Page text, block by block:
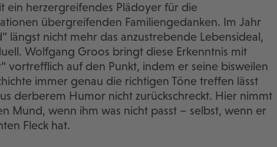
ein herzergreifendes Plädoyer für die
übergreifenden Familiengedanken. Im Jahr
längst nicht mehr das anzustrebende Lebensideal,
Wolfgang Groos bringt diese Erkenntnis mit
vortrefflich auf den Punkt, indem er seine bisweilen
immer genau die richtigen Töne treffen lässt
derberem Humor nicht zurückschreckt. Hier nimmt
Mund, wenn ihm was nicht passt – selbst, wenn er
Fleck hat.